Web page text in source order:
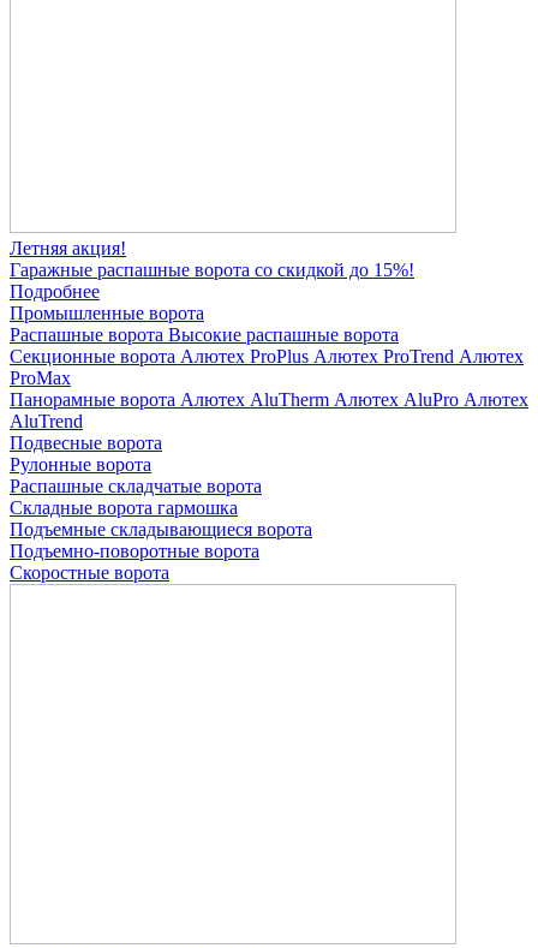
Летняя акция!
Гаражные распашные ворота со скидкой до 15%!
Подробнее
Промышленные ворота
Распашные ворота Высокие распашные ворота
Секционные ворота Алютех ProPlus Алютех ProTrend Алютех
ProMax
Панорамные ворота Алютех AluTherm Алютех AluPro Алютех
AluTrend
Подвесные ворота
Рулонные ворота
Распашные складчатые ворота
Складные ворота гармошка
Подъемные складывающиеся ворота
Подъемно-поворотные ворота
Скоростные ворота